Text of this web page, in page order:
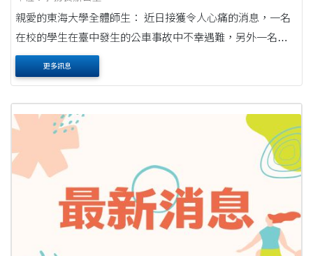
親愛的東海大學全體師生： 近日接獲令人心痛的消息，一名
在校的學生在臺中發生的公車事故中不幸遇難，另外一名同
學則受傷，目前休養中。 這起不幸事件不僅對學生、家人和
朋友造成了巨大的傷痛，也讓校園師....
更多訊息